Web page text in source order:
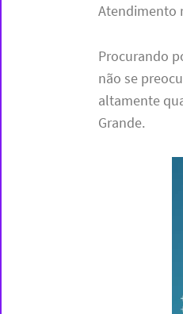
Atendimento
Procurando
não se
altamente
Grande.